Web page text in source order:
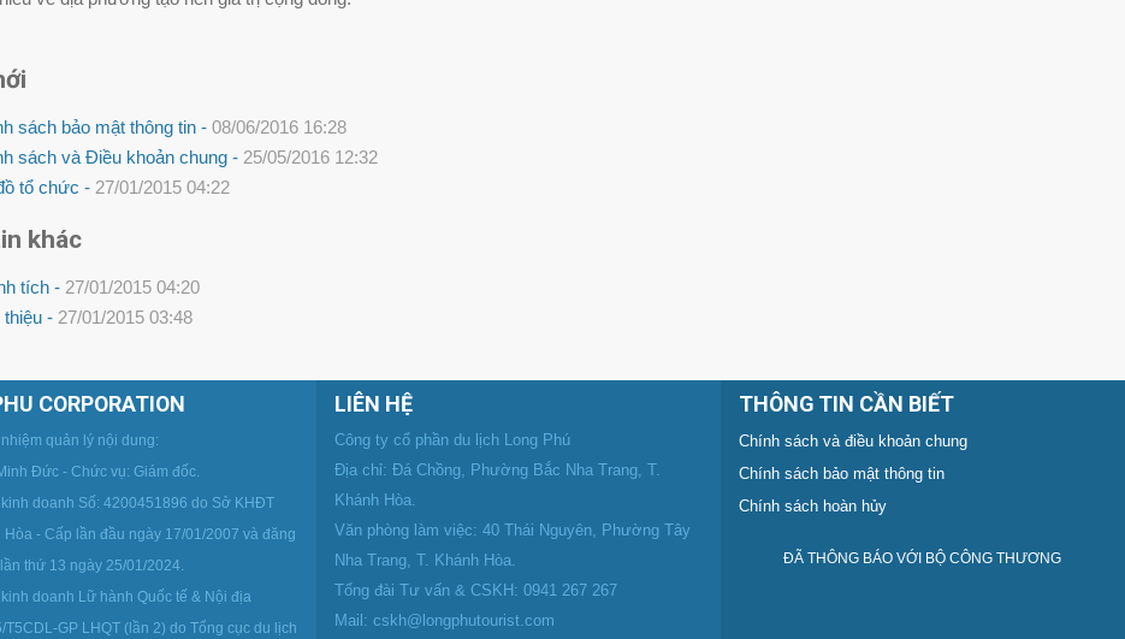
sách bảo mật thông tin - 08/06/2016 16:28
sách và Điều khoản chung - 25/05/2016 12:32
tổ chức - 27/01/2015 04:22
khác
tích - 27/01/2015 04:20
- 27/01/2015 03:48
CORPORATION
quản lý nội dung:
Đức - Chức vụ: Giám đốc.
doanh Số: 4200451896 do Sở KHĐT
Hòa - Cấp lần đầu ngày 17/01/2007 và đăng
thứ 13 ngày 25/01/2024.
doanh Lữ hành Quốc tế & Nội địa
T5CDL-GP LHQT (lần 2) do Tổng cục du lịch
LIÊN HỆ
Công ty cổ phần du lịch Long Phú
Địa chỉ: Đá Chồng, Phường Bắc Nha Trang, T.
Khánh Hòa.
Văn phòng làm việc: 40 Thái Nguyên, Phường Tây
Nha Trang, T. Khánh Hòa.
Tổng đài Tư vấn & CSKH: 0941 267 267
Mail: cskh@longphutourist.com
THÔNG TIN CẦN BIẾT
Chính sách và điều khoản chung
Chính sách bảo mật thông tin
Chính sách hoàn hủy
ĐÃ THÔNG BÁO VỚI BỘ CÔNG THƯƠNG